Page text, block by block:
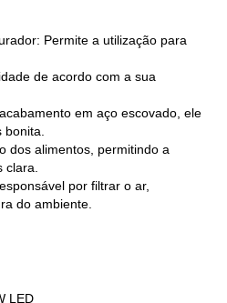
Permite a utilização para
de acordo com a sua
em aço escovado, ele
bonita.
dos alimentos, permitindo a
clara.
por filtrar o ar,
do ambiente.
LED